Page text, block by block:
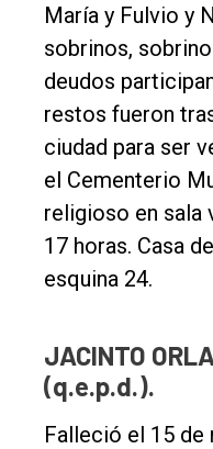
General
Política
Cultura
Entrevistas
Rural
Deportes
Fúnebres
Empresa
Nosotros
María y Fulvio y
sobrinos,
deudos
restos fueron
ciudad para ser
el Cementerio
religioso en sala
17 horas. Casa
esquina 24.
JACINTO
(q.e.p.d.).
Falleció el 15 de